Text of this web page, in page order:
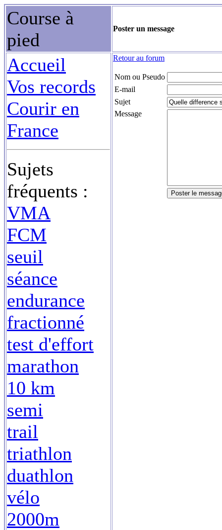
Course à
pied
Poster un message
Accueil
Vos records
Courir en
France
Sujets
fréquents :
VMA
FCM
seuil
séance
endurance
fractionné
test d'effort
marathon
10 km
semi
trail
triathlon
duathlon
vélo
2000m
Retour au forum
Nom ou Pseudo
E-mail
Sujet
Message